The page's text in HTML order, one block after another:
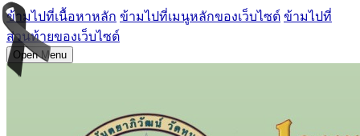
ข้ามไปที่เนื้อหาหลัก ข้ามไปที่เมนูหลักของเว็บไซต์ ข้ามไปที่
ส่วนท้ายของเว็บไซต์
Open Menu